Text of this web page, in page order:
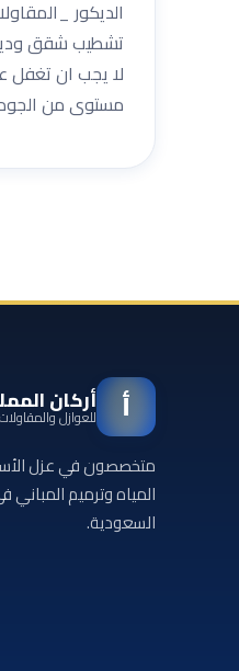
تشطيب شقق
لا يجب ان تغفل
مستوى من
أ أركان
للعوازل والمقاولات
متخصصون في عزل
المياه وترميم المباني
السعودية.